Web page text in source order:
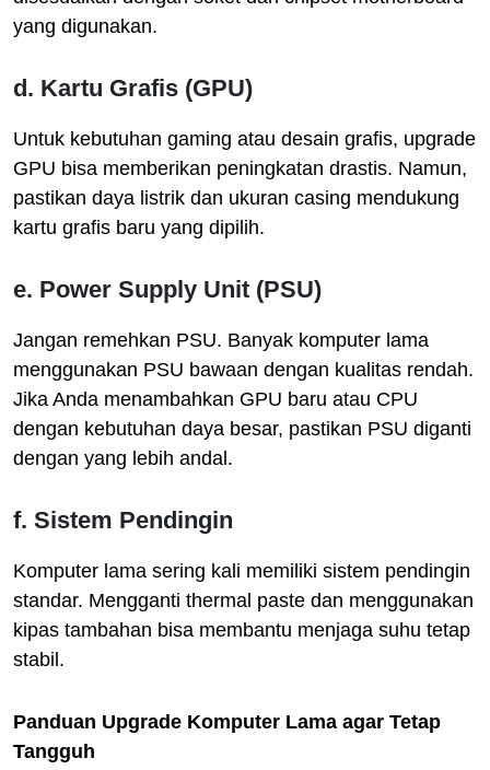
yang digunakan.
d. Kartu Grafis (GPU)
Untuk kebutuhan gaming atau desain grafis, upgrade
GPU bisa memberikan peningkatan drastis. Namun,
pastikan daya listrik dan ukuran casing mendukung
kartu grafis baru yang dipilih.
e. Power Supply Unit (PSU)
Jangan remehkan PSU. Banyak komputer lama
menggunakan PSU bawaan dengan kualitas rendah.
Jika Anda menambahkan GPU baru atau CPU
dengan kebutuhan daya besar, pastikan PSU diganti
dengan yang lebih andal.
f. Sistem Pendingin
Komputer lama sering kali memiliki sistem pendingin
standar. Mengganti thermal paste dan menggunakan
kipas tambahan bisa membantu menjaga suhu tetap
stabil.
Panduan Upgrade Komputer Lama agar Tetap
Tangguh